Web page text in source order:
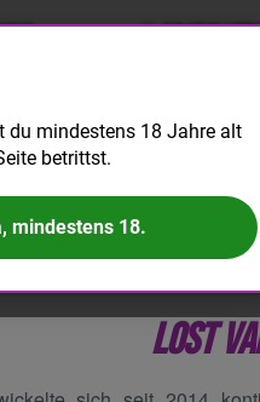
GRATIS
EINWEG BIG PUFF
LOST
du mindestens 18 Jahre alt
betrittst.
mindestens 18.